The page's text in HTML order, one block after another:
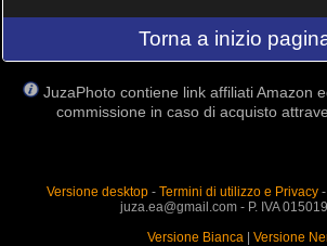
Torna a inizio
JuzaPhoto contiene link affiliati Amazon
commissione in caso di acquisto
Versione desktop- Termini di utilizzo e Privacy-
juza.ea@gmail.com - P. IVA
Versione Bianca
Versione